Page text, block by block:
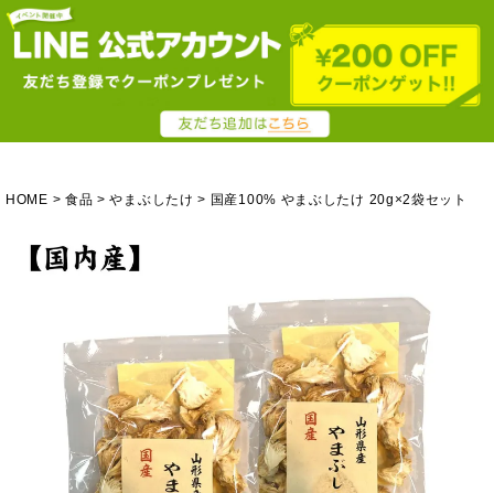
HOME 食品 やまぶしたけ 国産100% やまぶしたけ 20g×2袋セット